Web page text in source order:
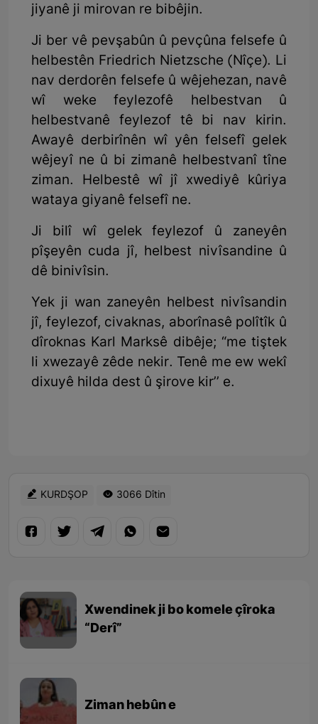
jiyanê ji mirovan re bibêjin.
Ji ber vê pevşabûn û pevçûna felsefe û
helbestên Friedrich Nietzsche (Nîçe). Li
nav derdorên felsefe û wêjehezan, navê
wî weke feylezofê helbestvan û
helbestvanê feylezof tê bi nav kirin.
Awayê derbirînên wî yên felsefî gelek
wêjeyî ne û bi zimanê helbestvanî tîne
ziman. Helbestê wî jî xwediyê kûriya
wataya giyanê felsefî ne.
Ji bilî wî gelek feylezof û zaneyên
pîşeyên cuda jî, helbest nivîsandine û
dê binivîsin.
Yek ji wan zaneyên helbest nivîsandin
jî, feylezof, civaknas, aborînasê polîtîk û
dîroknas Karl Marksê dibêje; “me tiştek
li xwezayê zêde nekir. Tenê me ew wekî
dixuyê hilda dest û şirove kir’’ e.
KURDŞOP 3066 Dîtin
Xwendinek ji bo komele çîroka
“Derî”
Ziman hebûn e